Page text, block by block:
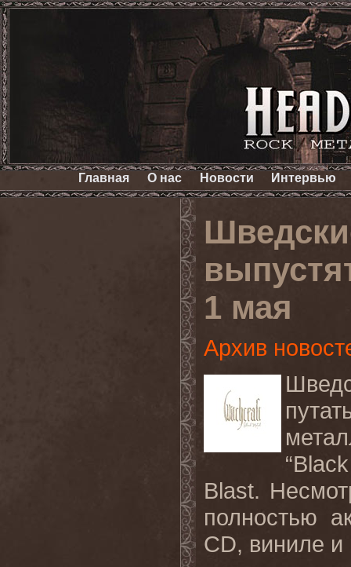
Главная О нас Новости Интервью
1 мая
Архив
“Black
Blast.
полностью
CD, виниле